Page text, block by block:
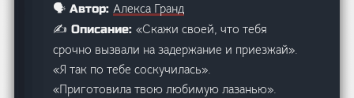
🗣️ Автор:Алекса Гранд
✍️ Описание:«Скажи своей, что тебя
срочно вызвали на задержание и приезжай».
«Я так по тебе соскучилась».
«Приготовила твою любимую лазанью».